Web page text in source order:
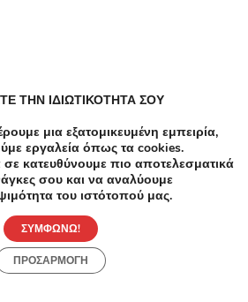
σε Περιστέρι
Load more
ΤΗΝ ΙΔΙΩΤΙΚΟΤΗΤΑ ΣΟΥ
μια εξατομικευμένη εμπειρία,
εργαλεία όπως τα cookies.
κατευθύνουμε πιο αποτελεσματικά
σου και να αναλύουμε
του ιστότοπού μας.
ΣΥΜΦΩΝΩ!
ΠΡΟΣΑΡΜΟΓΗ